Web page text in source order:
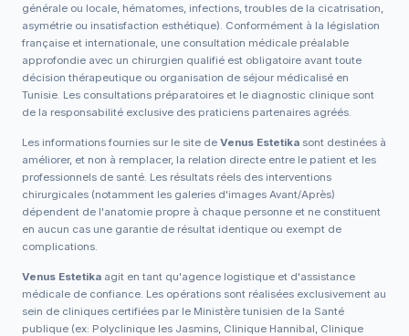
générale ou locale, hématomes, infections, troubles de la cicatrisation,
asymétrie ou insatisfaction esthétique). Conformément à la législation
française et internationale, une consultation médicale préalable
approfondie avec un chirurgien qualifié est obligatoire avant toute
décision thérapeutique ou organisation de séjour médicalisé en
Tunisie. Les consultations préparatoires et le diagnostic clinique sont
de la responsabilité exclusive des praticiens partenaires agréés.
Les informations fournies sur le site de Venus Estetika sont destinées à
améliorer, et non à remplacer, la relation directe entre le patient et les
professionnels de santé. Les résultats réels des interventions
chirurgicales (notamment les galeries d'images Avant/Après)
dépendent de l'anatomie propre à chaque personne et ne constituent
en aucun cas une garantie de résultat identique ou exempt de
complications.
Venus Estetika agit en tant qu'agence logistique et d'assistance
médicale de confiance. Les opérations sont réalisées exclusivement au
sein de cliniques certifiées par le Ministère tunisien de la Santé
publique (ex: Polyclinique les Jasmins, Clinique Hannibal, Clinique